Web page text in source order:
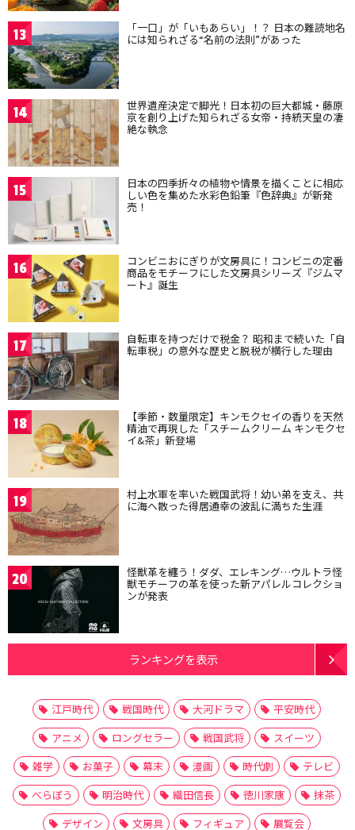
13 「一口」が「いもあらい」！？ 日本の難読地名
には知られざる“名前の法則”があった
14 世界遺産決定で脚光！日本初の巨大都城・藤原
京を創り上げた知られざる女帝・持統天皇の凄
絶な執念
15 日本の四季折々の植物や情景を描くことに相応
しい色を集めた水彩色鉛筆『色辞典』が新発
売！
16 コンビニおにぎりが文房具に！コンビニの定番
商品をモチーフにした文房具シリーズ『ジムマ
ート』誕生
17 自転車を持つだけで税金？ 昭和まで続いた「自
転車税」の意外な歴史と脱税が横行した理由
18 【季節・数量限定】キンモクセイの香りを天然
精油で再現した「スチームクリーム キンモクセ
イ&茶」新登場
19 村上水軍を率いた戦国武将！幼い弟を支え、共
に海へ散った得居通幸の波乱に満ちた生涯
20 怪獣革を纏う！ダダ、エレキング…ウルトラ怪
獣モチーフの革を使った新アパレルコレクショ
ンが発表
ランキングを表示
江戸時代 戦国時代 大河ドラマ
平安時代
アニメ
ロングセラー 戦国武将
スイーツ
雑学
お菓子 幕末 漫画 時代劇
テレビ
べらぼう
明治時代 織田信長 徳川家康
抹茶
デザイン
文房具 フィギュア
展覧会